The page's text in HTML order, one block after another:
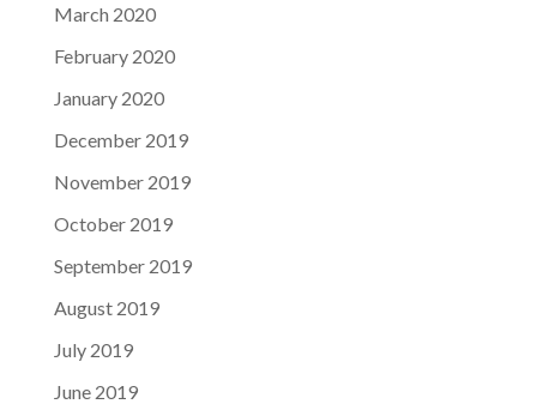
March 2020
February 2020
January 2020
December 2019
November 2019
October 2019
September 2019
August 2019
July 2019
June 2019